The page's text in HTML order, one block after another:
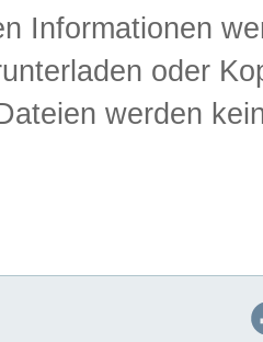
Informationen
oder
werden